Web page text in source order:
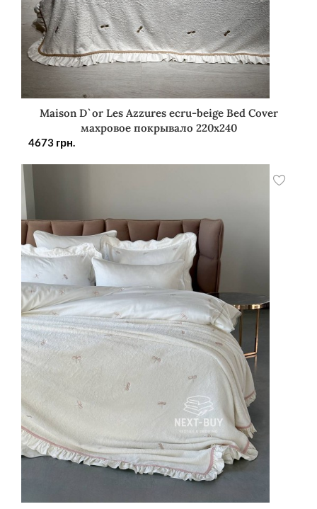
Maison D`or Les Azzures ecru-beige Bed Cover
махровое покрывало 220х240
4673 грн.